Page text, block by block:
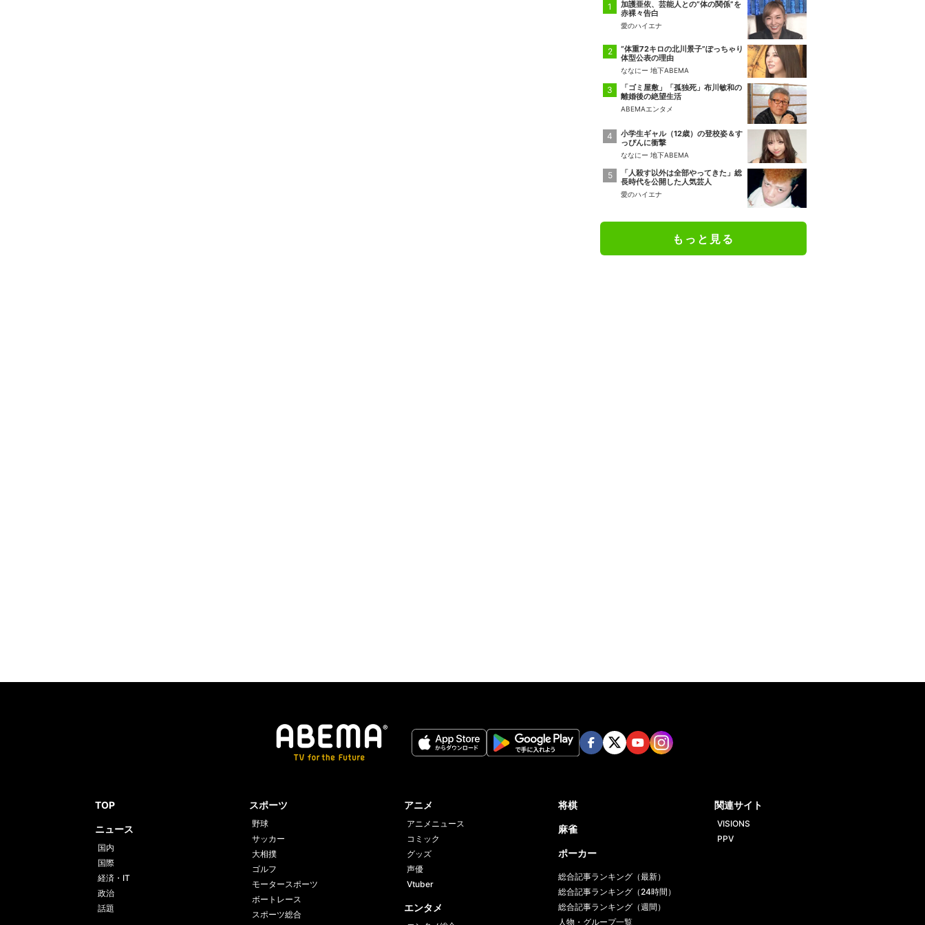
加護亜依、芸能人との“体の関係”を
赤裸々告白
愛のハイエナ
“体重72キロの北川景子”ぽっちゃり
体型公表の理由
ななにー 地下ABEMA
「ゴミ屋敷」「孤独死」布川敏和の
離婚後の絶望生活
ABEMAエンタメ
小学生ギャル（12歳）の登校姿＆す
っぴんに衝撃
ななにー 地下ABEMA
「人殺す以外は全部やってきた」総
長時代を公開した人気芸人
愛のハイエナ
もっと見る
TOP
ニュース
国内
国際
経済・IT
政治
話題
スポーツ
野球
サッカー
大相撲
ゴルフ
モータースポーツ
ボートレース
スポーツ総合
アニメ
アニメニュース
コミック
グッズ
声優
Vtuber
エンタメ
将棋
麻雀
ポーカー
総合記事ランキング（最新）
総合記事ランキング（24時間）
総合記事ランキング（週間）
人物・グループ一覧
関連サイト
VISIONS
PPV